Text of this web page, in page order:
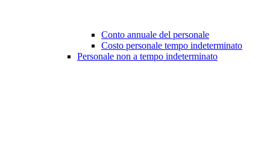
Conto annuale del personale
Costo personale tempo indeterminato
Personale non a tempo indeterminato